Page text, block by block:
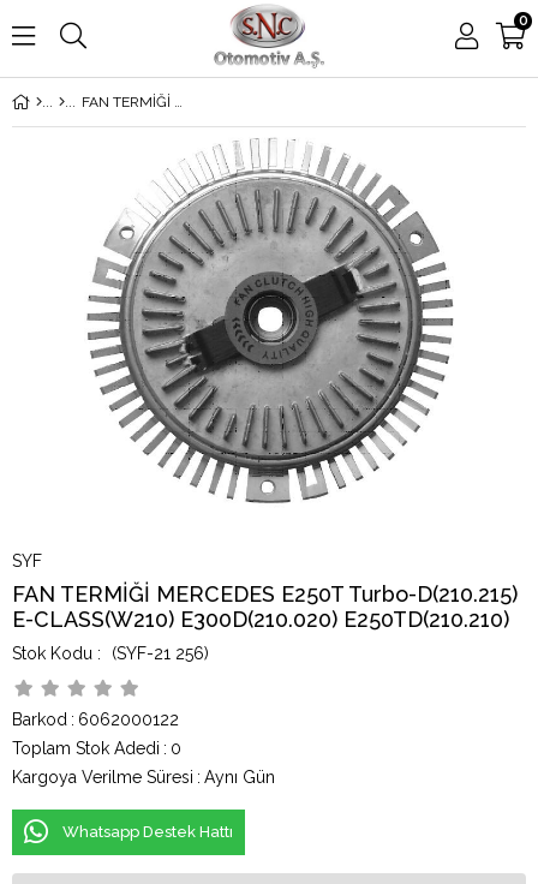
0
FAN TERMİĞİ MERCEDES E250T Turbo-D(210.215) E-CLASS(W210) E300D(210.020) E250TD(210.210)
SYF
FAN TERMİĞİ MERCEDES E250T Turbo-D(210.215)
E-CLASS(W210) E300D(210.020) E250TD(210.210)
(SYF-21 256)
Barkod : 6062000122
Toplam Stok Adedi : 0
Kargoya Verilme Süresi : Aynı Gün
Whatsapp Destek Hattı